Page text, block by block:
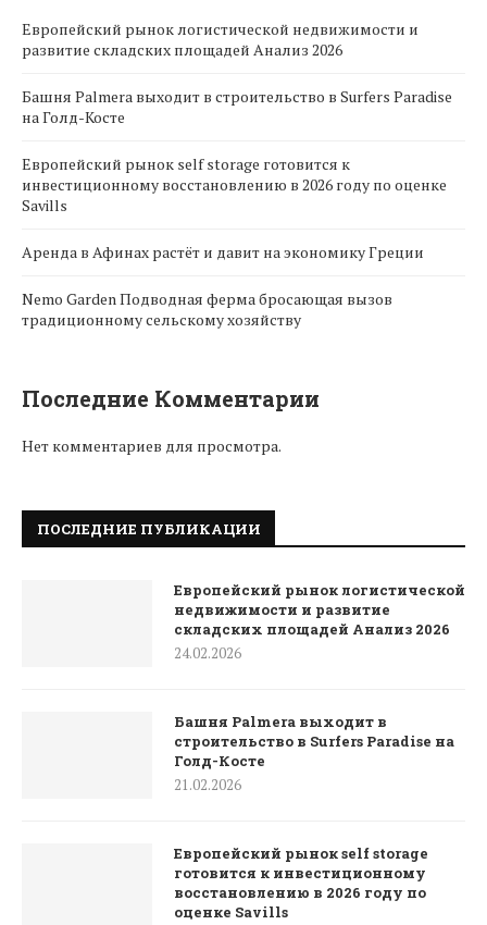
Европейский рынок логистической недвижимости и
развитие складских площадей Анализ 2026
Башня Palmera выходит в строительство в Surfers Paradise
на Голд-Косте
Европейский рынок self storage готовится к
инвестиционному восстановлению в 2026 году по оценке
Savills
Аренда в Афинах растёт и давит на экономику Греции
Nemo Garden Подводная ферма бросающая вызов
традиционному сельскому хозяйству
Последние Комментарии
Нет комментариев для просмотра.
ПОСЛЕДНИЕ ПУБЛИКАЦИИ
Европейский рынок логистической
недвижимости и развитие
складских площадей Анализ 2026
24.02.2026
Башня Palmera выходит в
строительство в Surfers Paradise на
Голд-Косте
21.02.2026
Европейский рынок self storage
готовится к инвестиционному
восстановлению в 2026 году по
оценке Savills